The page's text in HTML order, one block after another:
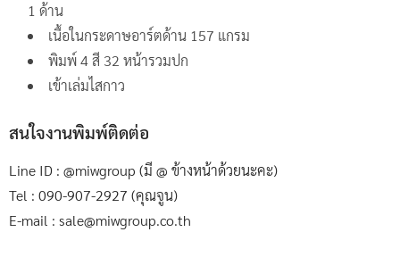
1 ด้าน
เนื้อในกระดาษอาร์ตด้าน 157 แกรม
พิมพ์ 4 สี 32 หน้ารวมปก
เข้าเล่มไสกาว
สนใจงานพิมพ์ติดต่อ
Line ID : @miwgroup (มี @ ข้างหน้าด้วยนะคะ)
Tel : 090-907-2927 (คุณจูน)
E-mail : sale@miwgroup.co.th